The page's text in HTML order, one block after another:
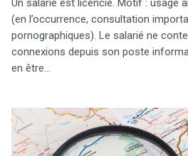
Un salarié est licencié. Motif : usage
(en l’occurrence, consultation
pornographiques). Le salarié ne
connexions depuis son poste
en être…